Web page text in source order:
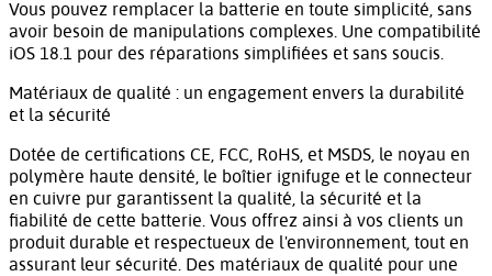
Vous pouvez remplacer la batterie en toute simplicité, sans
avoir besoin de manipulations complexes. Une compatibilité
iOS 18.1 pour des réparations simplifiées et sans soucis.
Matériaux de qualité : un engagement envers la durabilité
et la sécurité
Dotée de certifications CE, FCC, RoHS, et MSDS, le noyau en
polymère haute densité, le boîtier ignifuge et le connecteur
en cuivre pur garantissent la qualité, la sécurité et la
fiabilité de cette batterie. Vous offrez ainsi à vos clients un
produit durable et respectueux de l'environnement, tout en
assurant leur sécurité. Des matériaux de qualité pour une